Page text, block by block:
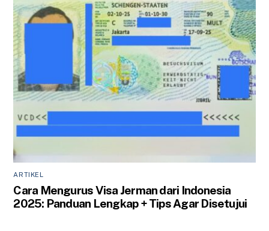
ARTIKEL
Cara Mengurus Visa Jerman dari Indonesia
2025: Panduan Lengkap + Tips Agar Disetujui